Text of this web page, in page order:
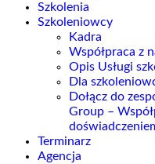
Szkolenia
Szkoleniowcy
Kadra
Współpraca z
Opis Usługi
Dla
Dołącz do
Group –
Terminarz
Agencja